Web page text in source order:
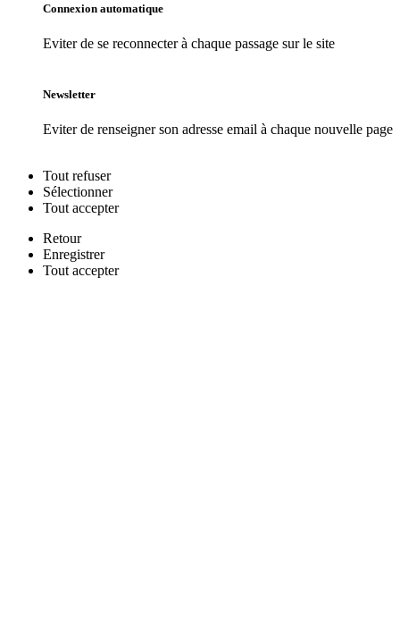
Connexion automatique
Eviter de se reconnecter à chaque passage sur le site
Newsletter
Eviter de renseigner son adresse email à chaque nouvelle page
Tout refuser
Sélectionner
Tout accepter
Retour
Enregistrer
Tout accepter